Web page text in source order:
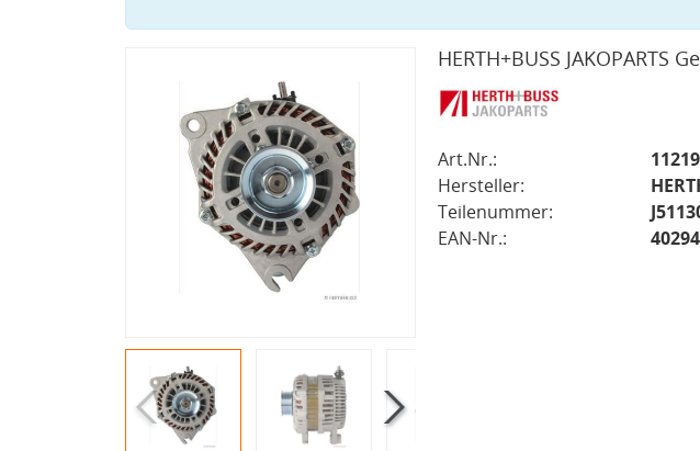
HERTH+BUSS JAKOPARTS
Art.Nr.:
Hersteller:
Teilenummer:
EAN-Nr.: